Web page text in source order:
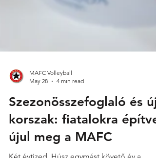
MAFC Volleyball
Szezonösszefoglaló és új